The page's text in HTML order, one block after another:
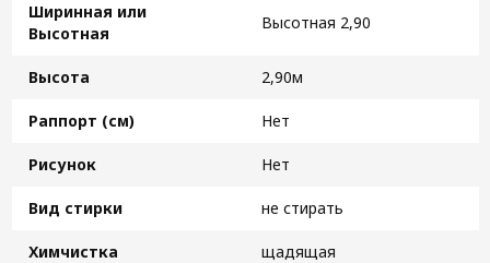
Ширинная или
Высотная
Высотная 2,90
Высота 2,90м
Раппорт (см) Нет
Рисунок Нет
Вид стирки не стирать
Химчистка щадящая